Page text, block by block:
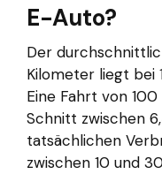
E-Auto?
Der
Kilometer liegt bei
Eine Fahrt von
Schnitt zwischen
tatsächlichen
zwischen 10 und